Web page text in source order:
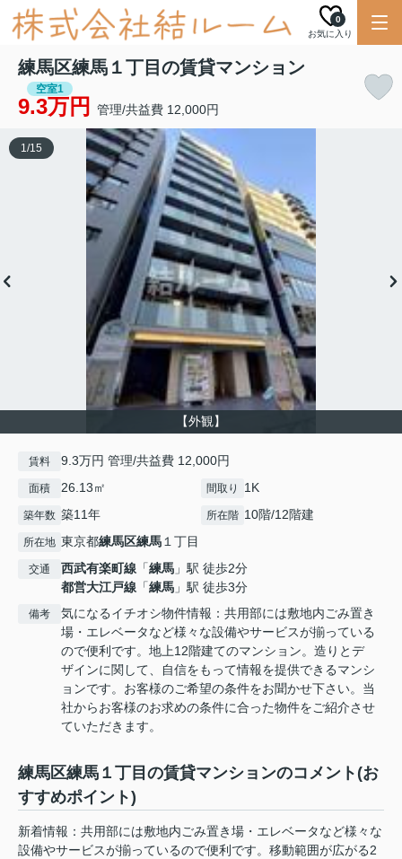
お気に入り
0
練馬区練馬１丁目の賃貸マンション
空室1
9.3万円 管理/共益費 12,000円
【外観】
1/15
賃料 9.3万円 管理/共益費 12,000円
面積 26.13㎡ 間取り 1K
築年数 築11年 所在階 10階/12階建
所在地 東京都練馬区練馬１丁目
交通 西武有楽町線 「練馬 」駅 徒歩2分
都営大江戸線 「練馬 」駅 徒歩3分
備考
気になるイチオシ物件情報：共用部には敷地内ごみ置き
場・エレベータなど様々な設備やサービスが揃っている
ので便利です。地上12階建てのマンション。造りとデ
ザインに関して、自信をもって情報を提供できるマンシ
ョンです。お客様のご希望の条件をお聞かせ下さい。当
社からお客様のお求めの条件に合った物件をご紹介させ
ていただきます。
練馬区練馬１丁目の賃貸マンションのコメント(お
すすめポイント)
新着情報：共用部には敷地内ごみ置き場・エレベータなど様々な
設備やサービスが揃っているので便利です。移動範囲が広がる2